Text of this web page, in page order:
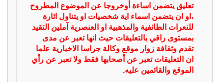
تعليق يتضمن اساءة أوخروجا عن الموضوع المطروح
،او ان يتضمن اسماء اية شخصيات او يتناول اثارة
للنعرات الطائفية والمذهبية او العنصرية آملين التقيد
بمستوى راقي بالتعليقات حيث انها تعبر عن مدى
تقدم وثقافة زوار موقع وكالة جراسا الاخبارية علما
ان التعليقات تعبر عن أصحابها فقط ولا تعبر عن رأي
الموقع والقائمين عليه.